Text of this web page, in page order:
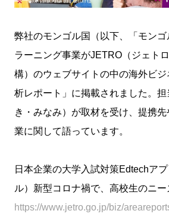
弊社のモンゴル国（以下、「モン
ラーニング事業がJETRO（ジェト
構）のウェブサイトの中の海外ビ
析レポート」に掲載されました。
き・みなみ）が取材を受け、提携
業に関して語っています。
日本企業の大学入試対策Edtechア
ル）新型コロナ禍で、高校生のニー
https://www.jetro.go.jp/biz/